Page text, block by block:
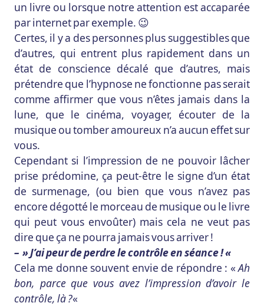
un livre ou lorsque notre attention est accaparée
par internet par exemple. 😉
Certes, il y a des personnes plus suggestibles que
d’autres, qui entrent plus rapidement dans un
état de conscience décalé que d’autres, mais
prétendre que l’hypnose ne fonctionne pas serait
comme affirmer que vous n’êtes jamais dans la
lune, que le cinéma, voyager, écouter de la
musique ou tomber amoureux n’a aucun effet sur
vous.
Cependant si l’impression de ne pouvoir lâcher
prise prédomine, ça peut-être le signe d’un état
de surmenage, (ou bien que vous n’avez pas
encore dégotté le morceau de musique ou le livre
qui peut vous envoûter) mais cela ne veut pas
dire que ça ne pourra jamais vous arriver !
– » J’ai peur de perdre le contrôle en séance ! «
Cela me donne souvent envie de répondre : «Ah
bon, parce que vous avez l’impression d’avoir le
contrôle, là ?«